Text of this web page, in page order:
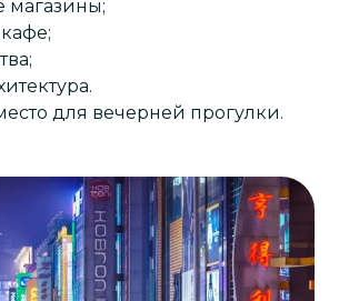
магазины;
для вечерней прогулки.